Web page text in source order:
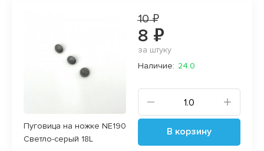
Пуговица на ножке NE190
Светло-серый 18L
10 ₽
8 ₽
за штуку
Наличие: 24.0
В корзину